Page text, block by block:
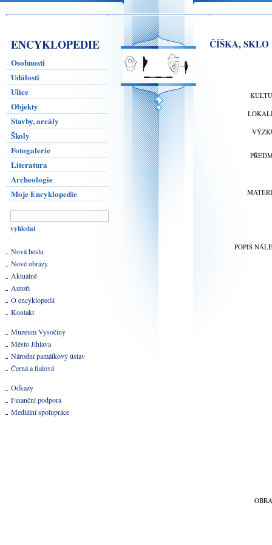
ENCYKLOPEDIE
Osobnosti
Události
Ulice
Objekty
Stavby, areály
Školy
Fotogalerie
Literatura
Archeologie
Moje Encyklopedie
Nová hesla
Nové obrazy
Aktuálně
Autoři
O encyklopedii
Kontakt
Muzeum Vysočiny
Město Jihlava
Národní památkový ústav
Černá a fialová
Odkazy
Finanční podpora
Mediální spolupráce
ČÍŠKA, SKLO
POPIS